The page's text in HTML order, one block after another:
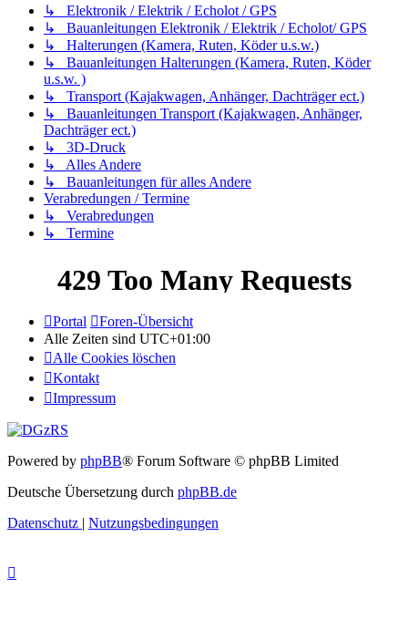
↳ Elektronik / Elektrik / Echolot / GPS
↳ Bauanleitungen Elektronik / Elektrik / Echolot/ GPS
↳ Halterungen (Kamera, Ruten, Köder u.s.w.)
↳ Bauanleitungen Halterungen (Kamera, Ruten, Köder
u.s.w. )
↳ Transport (Kajakwagen, Anhänger, Dachträger ect.)
↳ Bauanleitungen Transport (Kajakwagen, Anhänger,
Dachträger ect.)
↳ 3D-Druck
↳ Alles Andere
↳ Bauanleitungen für alles Andere
Verabredungen / Termine
↳ Verabredungen
↳ Termine
Portal
Foren-Übersicht
Alle Zeiten sind UTC+01:00
Alle Cookies löschen
Kontakt
Impressum
Powered by phpBB® Forum Software © phpBB Limited
Deutsche Übersetzung durch phpBB.de
Datenschutz | Nutzungsbedingungen